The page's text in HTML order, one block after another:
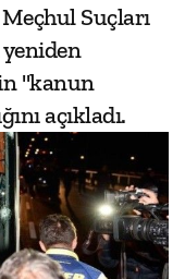
Meçhul Suçları
"kanun
açıkladı.